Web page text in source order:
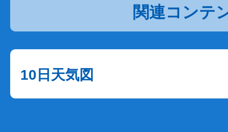
関連コンテ
10日天気図